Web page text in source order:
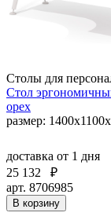
Столы для
Стол
орех
размер:
доставка от 1 дня
25 132
₽
арт. 8706985
В корзину